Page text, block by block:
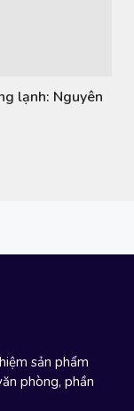
lạnh: Nguyên
sản phẩm
phòng, phần